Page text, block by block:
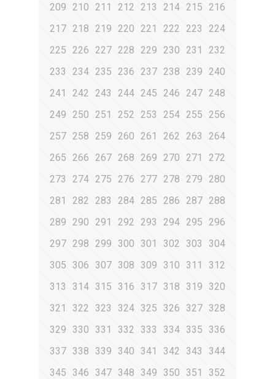
209
210 211 212 213 214 215
216
217 218 219 220 221 222 223
224
225
226 227 228 229 230 231
232
233
234 235 236 237 238 239
240
241
242 243 244 245 246 247 248
249
250 251 252 253 254 255
256
257 258 259 260 261 262 263
264
265
266 267 268 269 270 271
272
273
274 275 276 277 278 279
280
281
282 283 284 285 286 287 288
289
290 291 292 293 294 295
296
297 298 299 300 301 302 303
304
305
306 307 308 309 310 311
312
313
314 315 316 317 318 319
320
321
322 323 324 325 326 327 328
329
330 331 332 333 334 335
336
337 338 339 340 341 342 343
344
345
346 347 348 349 350 351 352